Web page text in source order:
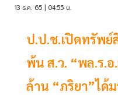
13 ธ.ค. 65 | 04:55 น.
ป.ป.ช.เปิดทรัพย์
พ้น ส.ว. “พล.ร.
ล้าน “ภริยา”ได้